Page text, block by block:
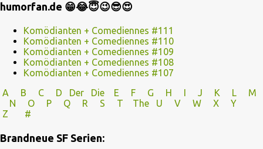
humorfan.de 😁😂😇😉😎😍
Komödianten + Comediennes #111
Komödianten + Comediennes #110
Komödianten + Comediennes #109
Komödianten + Comediennes #108
Komödianten + Comediennes #107
A
B C D Der Die E F G H I J K L
M
N
O P Q R S T The U V
W X Y
Z
#
Brandneue SF Serien: